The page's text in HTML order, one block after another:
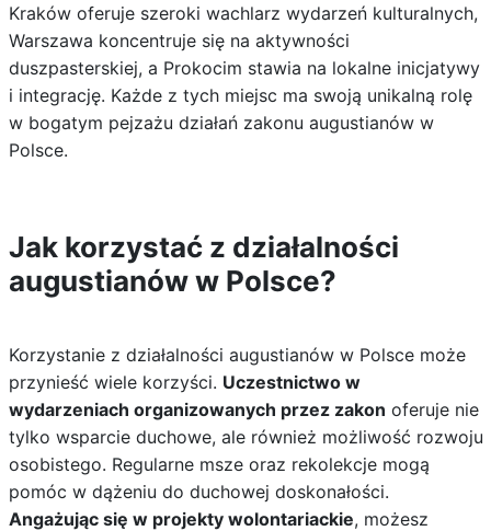
Kraków oferuje szeroki wachlarz wydarzeń kulturalnych,
Warszawa koncentruje się na aktywności
duszpasterskiej, a Prokocim stawia na lokalne inicjatywy
i integrację. Każde z tych miejsc ma swoją unikalną rolę
w bogatym pejzażu działań zakonu augustianów w
Polsce.
Jak korzystać z działalności
augustianów w Polsce?
Korzystanie z działalności augustianów w Polsce może
przynieść wiele korzyści. Uczestnictwo w
wydarzeniach organizowanych przez zakon oferuje nie
tylko wsparcie duchowe, ale również możliwość rozwoju
osobistego. Regularne msze oraz rekolekcje mogą
pomóc w dążeniu do duchowej doskonałości.
Angażując się w projekty wolontariackie, możesz